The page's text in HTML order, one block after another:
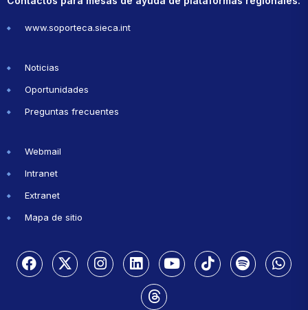
www.soporteca.sieca.int
Noticias
Oportunidades
Preguntas frecuentes
Webmail
Intranet
Extranet
Mapa de sitio